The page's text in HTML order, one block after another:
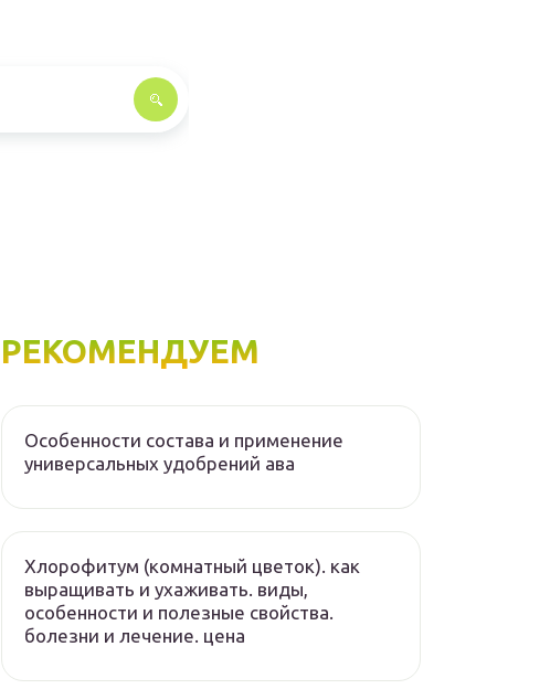
РЕКОМЕНДУЕМ
Особенности состава и применение
универсальных удобрений ава
Хлорофитум (комнатный цветок). как
выращивать и ухаживать. виды,
особенности и полезные свойства.
болезни и лечение. цена